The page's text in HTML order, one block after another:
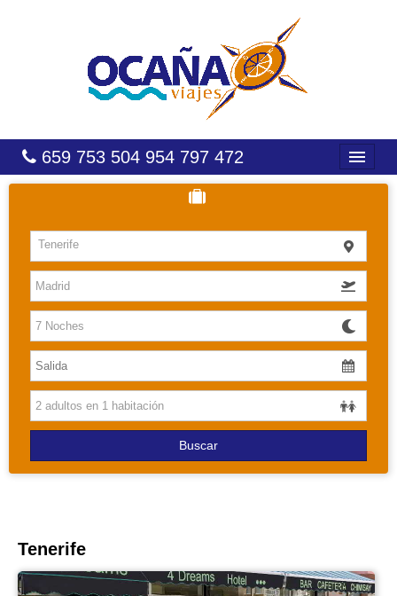
659 753 504 954 797 472
HOTELES
COSTAS
CARIBE
CANARIAS
BALEARES
PAQUETES
Tenerife
Buscar
Tenerife